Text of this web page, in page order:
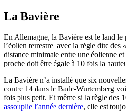
La Bavière
En Allemagne, la Bavière est le land le
l’éolien terrestre, avec la règle dite des
distance minimale entre une éolienne
proche doit être égale à 10 fois la
La Bavière n’a installé que six
contre 14 dans le Bade-Wurtemberg
fois plus petit. Et même si la règle des
assouplie l’année dernière, elle est